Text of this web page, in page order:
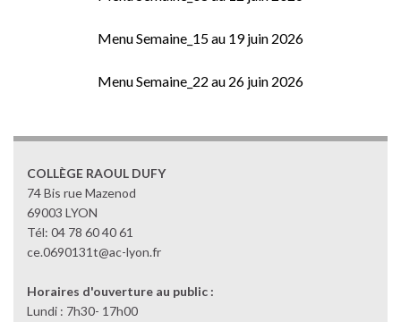
Menu Semaine_15 au 19 juin 2026
Menu Semaine_22 au 26 juin 2026
COLLÈGE RAOUL DUFY
74 Bis rue Mazenod
69003 LYON
Tél: 04 78 60 40 61
ce.0690131t@ac-lyon.fr
Horaires d'ouverture au public :
Lundi : 7h30- 17h00